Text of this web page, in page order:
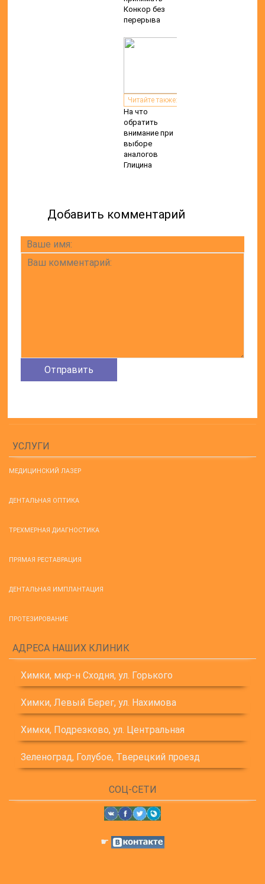
Конкор без
перерыва
Читайте также:
На что
обратить
внимание при
выборе
аналогов
Глицина
Добавить комментарий
УСЛУГИ
МЕДИЦИНСКИЙ ЛАЗЕР
ДЕНТАЛЬНАЯ ОПТИКА
ТРЕХМЕРНАЯ ДИАГНОСТИКА
ПРЯМАЯ РЕСТАВРАЦИЯ
ДЕНТАЛЬНАЯ ИМПЛАНТАЦИЯ
ПРОТЕЗИРОВАНИЕ
АДРЕСА НАШИХ КЛИНИК
Химки, мкр-н Сходня, ул. Горького
Химки, Левый Берег, ул. Нахимова
Химки, Подрезково, ул. Центральная
Зеленоград, Голубое, Тверецкий проезд
СОЦ-СЕТИ
☛